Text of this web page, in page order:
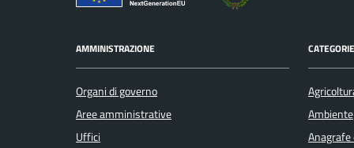
AMMINISTRAZIONE
Organi di governo
Aree amministrative
Uffici
Ambiente